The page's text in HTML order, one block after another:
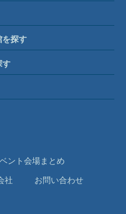
を探す
す
ント会場まとめ
社
お問い合わせ